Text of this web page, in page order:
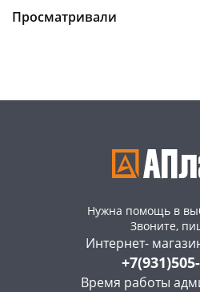
Чернышевского,
147а
Просматривали
Нужна помощь в
Звоните,
Интернет-
Время работы